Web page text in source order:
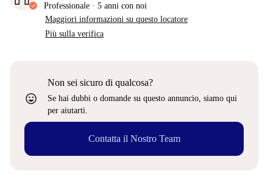
Professionale · 5 anni con noi
Maggiori informazioni su questo locatore
Più sulla verifica
sentiment_very_satisfied
Non sei sicuro di qualcosa?
Se hai dubbi o domande su questo annuncio, siamo qui
per aiutarti.
Contatta il Nostro Team